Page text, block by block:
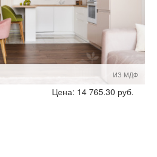
ИЗ МДФ
Цена: 14 765.30 руб.